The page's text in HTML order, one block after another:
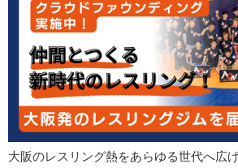
大阪のレスリング熱をあらゆる世代へ広